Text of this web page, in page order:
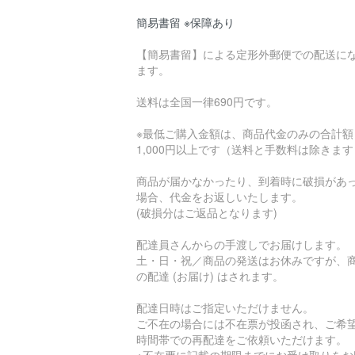
簡易書留 ※保障あり
【簡易書留】による定形外郵便での配送に
ます。
送料は全国一律690円です。
※最低ご購入金額は、商品代金のみの合計額
1,000円以上です（送料と手数料は除きます
商品が届かなかったり、到着時に破損があ
場合、代金をお返しいたします。
(破損分はご返品となります)
配達員さんからの手渡しでお届けします。
土・日・祝／商品の発送はお休みですが、
の配達 (お届け) はされます。
配達日時はご指定いただけません。
ご不在の場合には不在票が投函され、ご希
時間帯での再配達をご依頼いただけます。